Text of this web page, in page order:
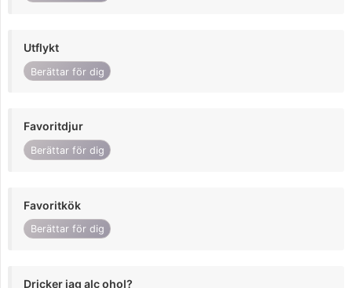
Utflykt
Berättar för dig
Favoritdjur
Berättar för dig
Favoritkök
Berättar för dig
Dricker jag alc ohol?